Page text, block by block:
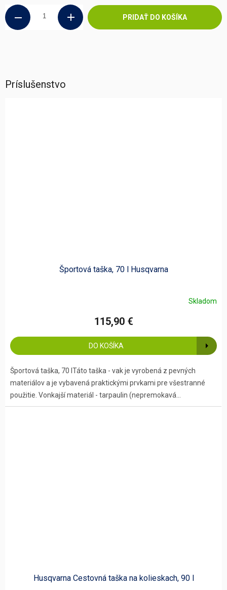
PRIDAŤ DO KOŠÍKA
Príslušenstvo
Športová taška, 70 l Husqvarna
Skladom
115,90 €
DO KOŠÍKA
Športová taška, 70 lTáto taška - vak je vyrobená z pevných
materiálov a je vybavená praktickými prvkami pre všestranné
použitie. Vonkajší materiál - tarpaulin (nepremokavá...
Husqvarna Cestovná taška na kolieskach, 90 l